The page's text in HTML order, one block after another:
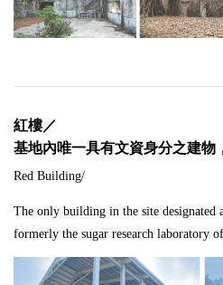
紅樓／
基地內唯一具有文資身分之建物
Red Building/
The only building in the site designated
formerly the sugar research laboratory